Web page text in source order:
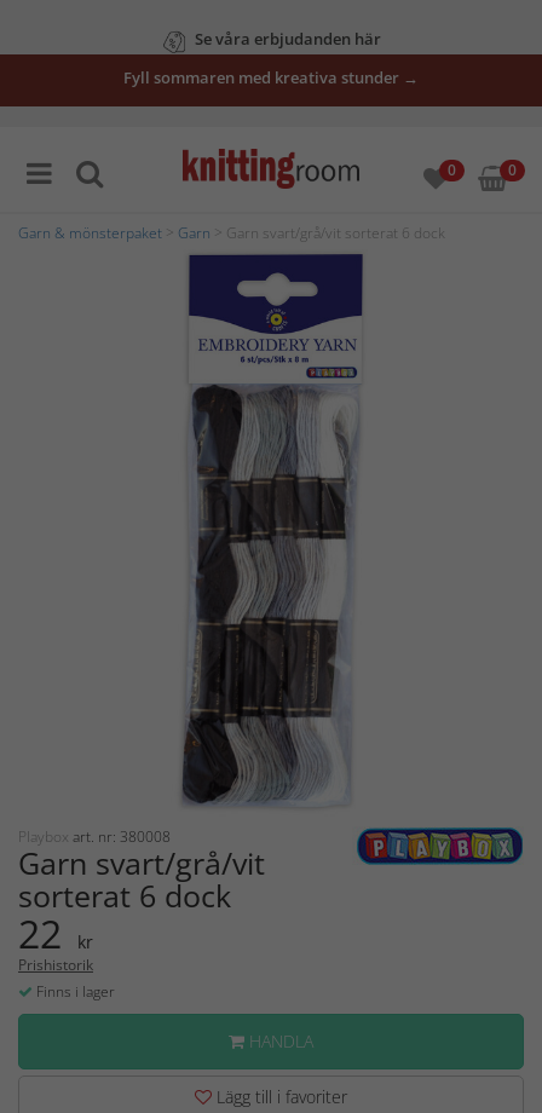
Se våra erbjudanden här
Fyll sommaren med kreativa stunder →
0 0
Garn & mönsterpaket Garn > Garn svart/grå/vit sorterat 6 dock
Playbox art. nr: 380008
Garn svart/grå/vit
sorterat 6 dock
22 kr
Prishistorik
Finns i lager
HANDLA
Lägg till i favoriter